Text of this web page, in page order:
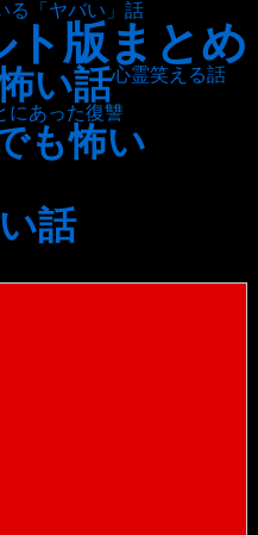
る「ヤバい」話
ト版まとめ
い話心霊笑える話
にあった復讐
も怖い
話